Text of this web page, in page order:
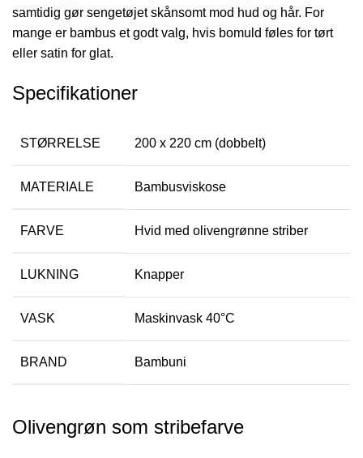
samtidig gør sengetøjet skånsomt mod hud og hår. For
mange er bambus et godt valg, hvis bomuld føles for tørt
eller satin for glat.
Specifikationer
STØRRELSE 200 x 220 cm (dobbelt)
MATERIALE Bambusviskose
FARVE Hvid med olivengrønne striber
LUKNING Knapper
VASK Maskinvask 40°C
BRAND Bambuni
Olivengrøn som stribefarve